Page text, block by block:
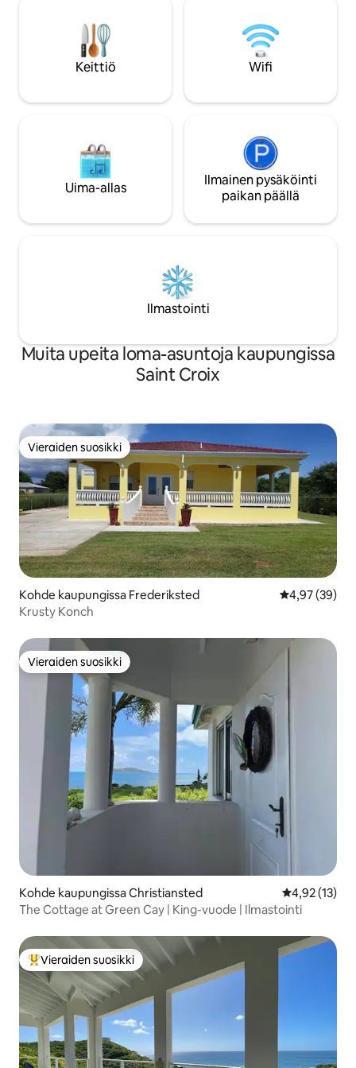
Muutaman minuutin päässä St Croix'n
PARHAISTA rannoista, ravintoloista ja
kaupoista. Tämän kiinteistön
ainutlaatuinen sijainti tarjoaa
auringonlaskut terassilla ja uima-altaalla.
sijaitsee
päässä
se on täydellinen
rantoihin,
viihtyisä
Keittiö Wifi
Uima-allas
Ilmainen pysäköinti
paikan päällä
Ilmastointi
Muita upeita loma-asuntoja kaupungissa
Saint Croix
Vieraiden suosikki
Vieraiden suosikki
Kohde kaupungissa Frederiksted
4,97 (39)
Krusty Konch
Vieraiden suosikki
Vieraiden suosikki
Kohde kaupungissa Christiansted
4,92 (13)
The Cottage at Green Cay | King-vuode | Ilmastointi
Vieraiden suosikkien parhaimmistoa
Vieraiden suosikki